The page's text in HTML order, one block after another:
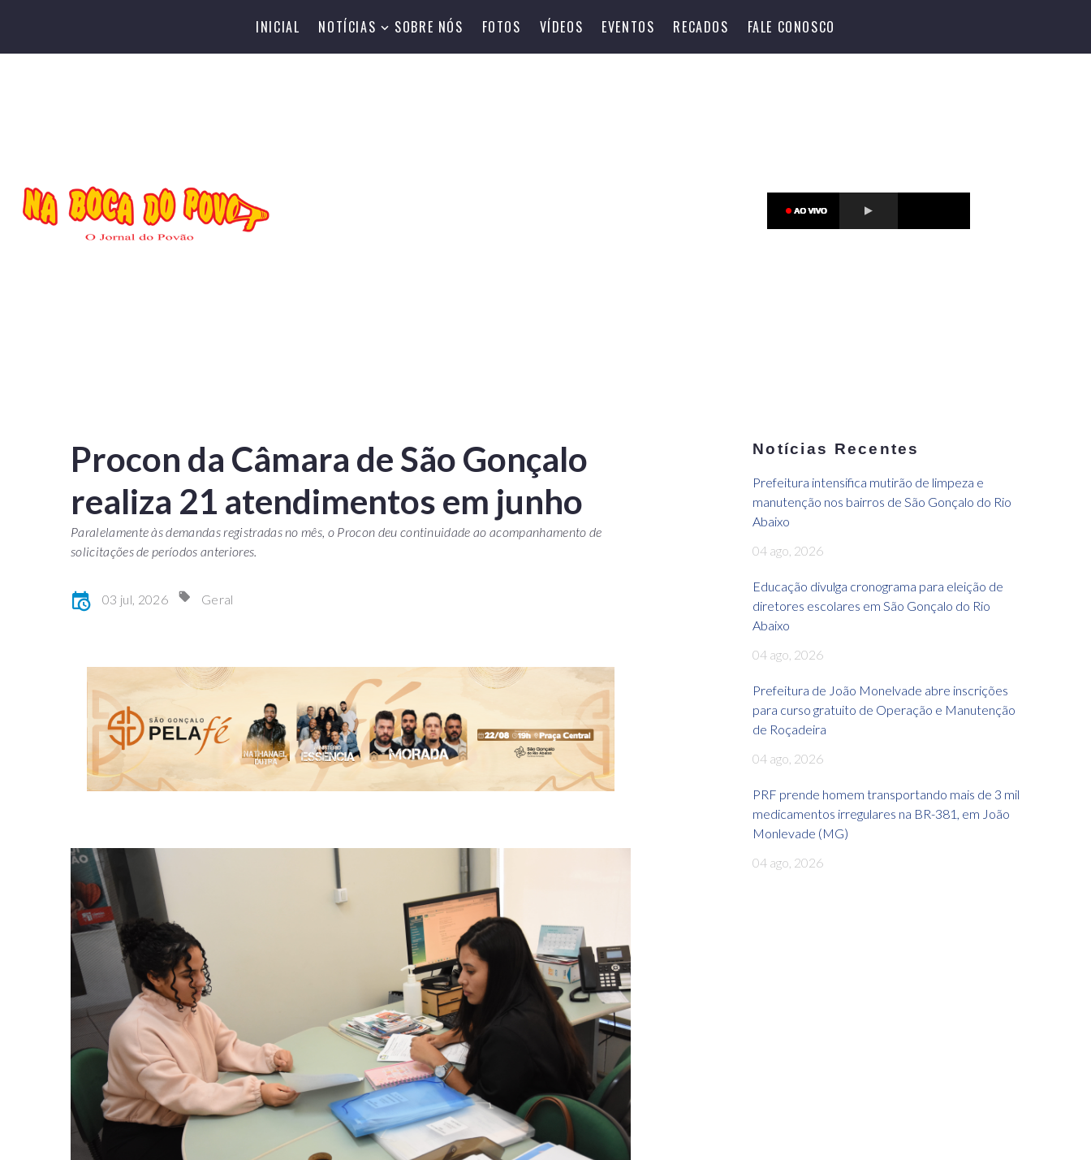
INICIAL NOTÍCIAS SOBRE NÓS FOTOS VÍDEOS EVENTOS RECADOS FALE CONOSCO
Procon da Câmara de São Gonçalo
realiza 21 atendimentos em junho
Paralelamente às demandas registradas no mês, o Procon deu continuidade ao acompanhamento de
solicitações de períodos anteriores.
03 jul, 2026 Geral
Notícias Recentes
Prefeitura intensifica mutirão de limpeza e
manutenção nos bairros de São Gonçalo do Rio
Abaixo
04 ago, 2026
Educação divulga cronograma para eleição de
diretores escolares em São Gonçalo do Rio
Abaixo
04 ago, 2026
Prefeitura de João Monelvade abre inscrições
para curso gratuito de Operação e Manutenção
de Roçadeira
04 ago, 2026
PRF prende homem transportando mais de 3 mil
medicamentos irregulares na BR-381, em João
Monlevade (MG)
04 ago, 2026